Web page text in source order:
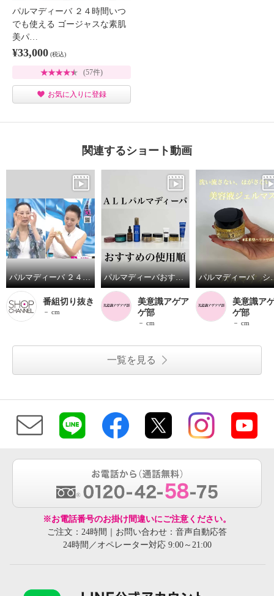
パルマディーバ ２４時間いつ
でも使える ゴージャスな素肌
美パ…
¥33,000 (税込)
(57件)
お気に入りに登録
関連するショート動画
パルマディーバ ２４時間いつでも使える ゴージャスな素肌美パック シャンパンジェルマスク ゴージャスＨ ４個分特別セット
番組切り抜き
－ cm
パルマディーバおすすめ使用順
美意識アゲア
ゲ部
－ cm
パルマディーバ
美意識ア
ゲ部
－ cm
一覧を見る
※お電話番号のお掛け間違いにご注意ください。
ご注文：24時間｜お問い合わせ：音声自動応答
24時間／オペレーター対応 9:00～21:00